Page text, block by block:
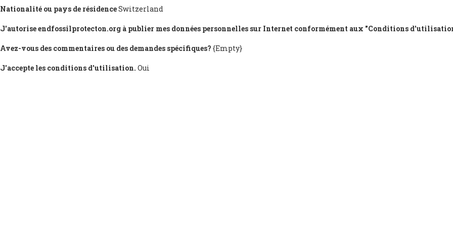
Nationalité ou pays de résidenceSwitzerland
J'autorise endfossilprotecton.org à publier mes données personnelles sur Internet conformément aux "Conditions
Avez-vous des commentaires ou des demandes spécifiques? {Empty}
J'accepte les conditions d'utilisation. Oui